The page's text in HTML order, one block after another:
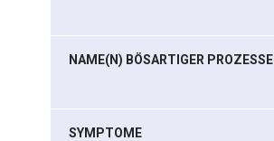
NAME(N) BÖSARTIGER PROZESSE
SYMPTOME